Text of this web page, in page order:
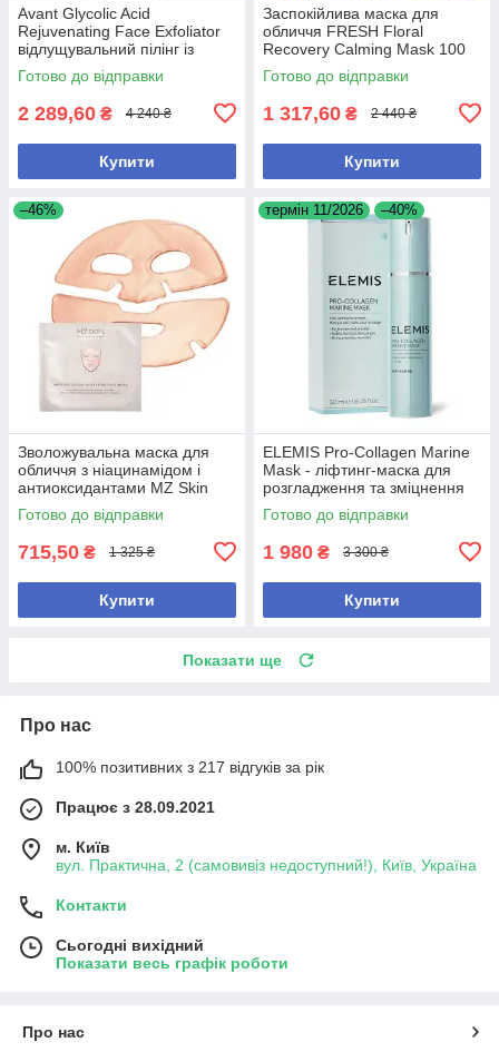
Avant Glycolic Acid
Rejuvenating Face Exfoliator
відлущувальний пілінг із
гліколевою кислотою
Готово до відправки
2 289,60 ₴ 4 240 ₴
Купити
Заспокійлива маска для
обличчя FRESH Floral
Recovery Calming Mask 100
мл
Готово до відправки
1 317,60 ₴ 2 440 ₴
Купити
–46%
Зволожувальна маска для
обличчя з ніацинамідом і
антиоксидантами MZ Skin
Anti-Pollution Hydrating Face
Mask
Готово до відправки
715,50 ₴ 1 325 ₴
Купити
термін 11/2026 –40%
ELEMIS Pro-Collagen Marine
Mask - ліфтинг-маска для
розгладження та зміцнення
шкіри
Готово до відправки
1 980 ₴ 3 300 ₴
Купити
Показати ще
Про нас
100% позитивних з 217 відгуків за рік
Працює з 28.09.2021
м. Київ
вул. Практична, 2 (самовивіз недоступний!), Київ, Україна
Контакти
Сьогодні вихідний
Показати весь графік роботи
Про нас